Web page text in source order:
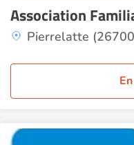
Association
Pierrelatte